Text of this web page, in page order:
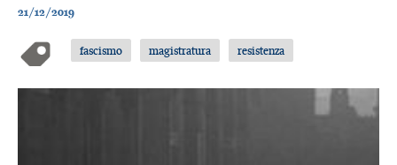
21/12/2019
fascismo magistratura resistenza